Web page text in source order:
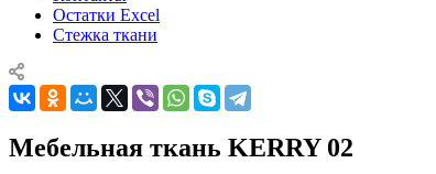
Остатки Excel
Стежка ткани
Мебельная ткань KERRY 02